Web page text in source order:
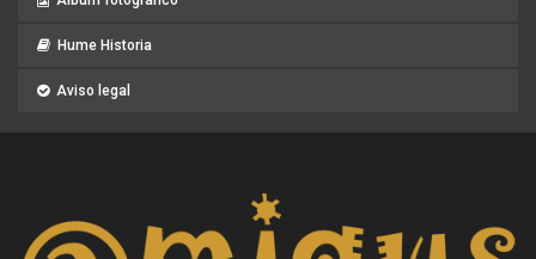
Hume Historia
Aviso legal